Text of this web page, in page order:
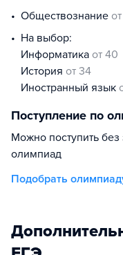
обществознание
На выбор:
информатика от 40
история от 34
иностранный язык
Поступление по
Можно поступить
олимпиад
Подобрать